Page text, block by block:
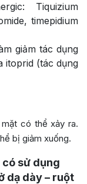
Tiquizium
timepidium
giảm tác dụng
itoprid (tác dụng
có thể xảy ra.
bị giảm xuống.
có sử dụng
dạ dày – ruột